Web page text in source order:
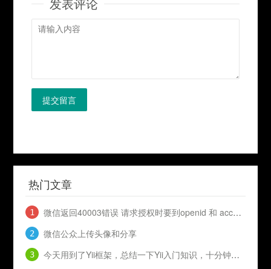
提交留言
热门文章
微信返回40003错误 请求授权时要到openid 和 access_token
微信公众上传头像和分享
今天用到了Yii框架，总结一下Yii入门知识，十分钟入门Yii